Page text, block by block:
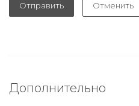
Отправить Отменить
Дополнительно